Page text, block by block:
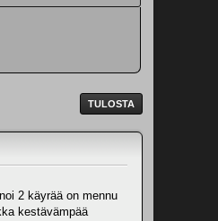
TULOSTA
2 käyrää on mennu
kestävämpää